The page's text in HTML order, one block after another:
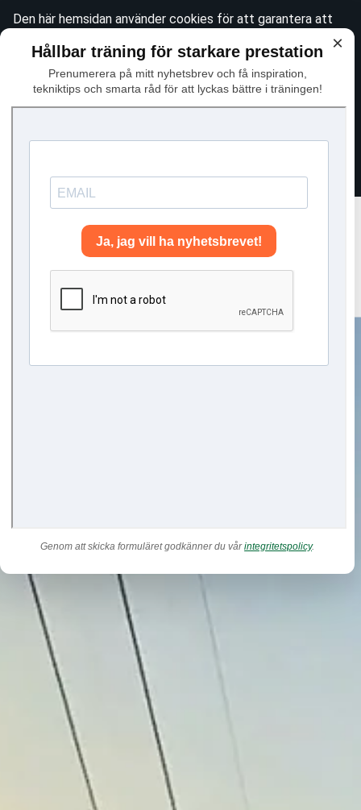
×
Hållbar träning för starkare prestation
Prenumerera på mitt nyhetsbrev och få inspiration,
tekniktips och smarta råd för att lyckas bättre i träningen!
Genom att skicka formuläret godkänner du vårintegritetspolicy.
Den här hemsidan använder cookies för att garantera att
webbplatsen. Se vårintegritetspolicyför mer information
om det här. För att godkänna användningen av icke-
essentiella cookies, vänligen klicka "Jag håller med"